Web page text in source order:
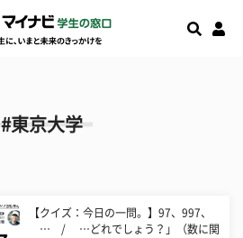
#東京大学
【クイズ：今日の一問。】97、997、
… / …どれでしょう？」（数に関